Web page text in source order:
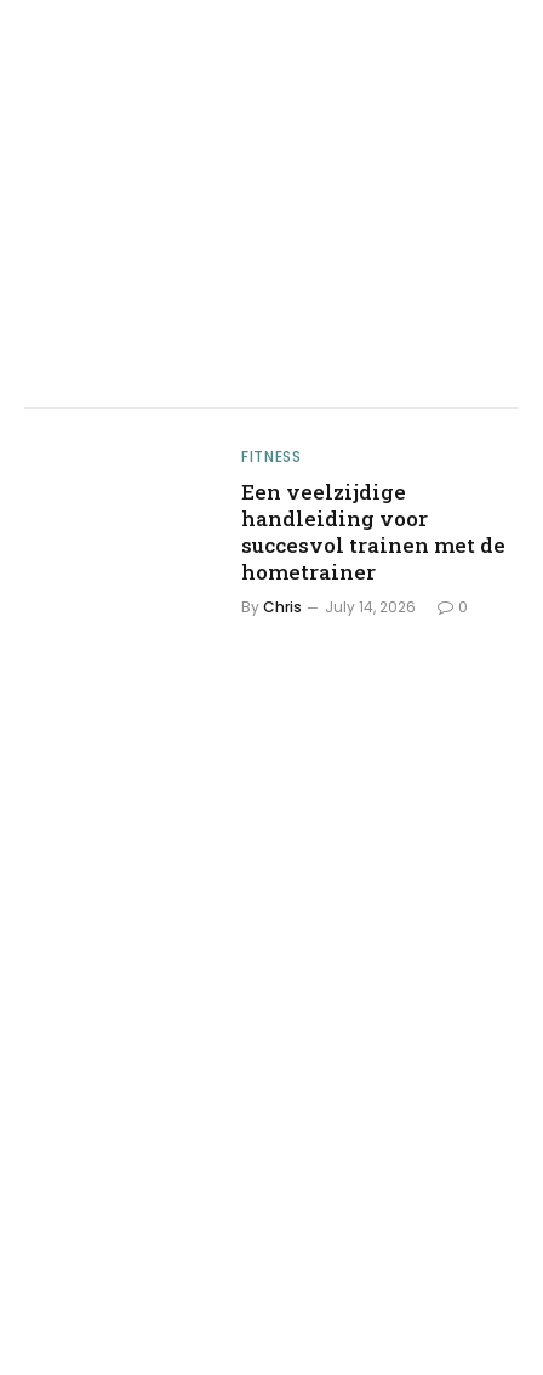
FITNESS
Een veelzijdige
handleiding voor
succesvol trainen met de
hometrainer
ByChris July 14, 2026 0